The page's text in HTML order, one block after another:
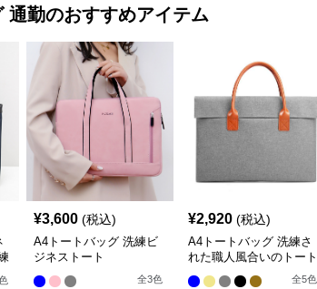
通勤のおすすめアイテム
¥3,600 (税込)
A4トートバッグ 洗練ビ
ジネストート
全3色
¥2,920 (税込)
A4トートバッグ 洗練さ
れた職人風合いのトート
全5色